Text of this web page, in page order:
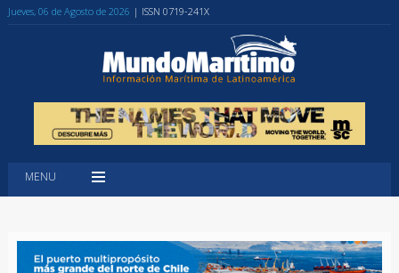
Jueves, 06 de Agosto de 2026 | ISSN 0719-241X
MENU